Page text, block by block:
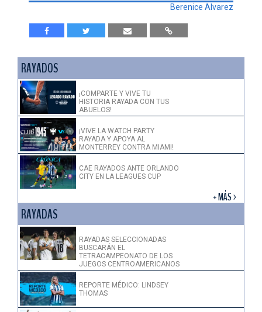
Berenice Alvarez
RAYADOS
¡COMPARTE Y VIVE TU
HISTORIA RAYADA CON TUS
ABUELOS!
¡VIVE LA WATCH PARTY
RAYADA Y APOYA AL
MONTERREY CONTRA MIAMI!
CAE RAYADOS ANTE ORLANDO
CITY EN LA LEAGUES CUP
+ MÁS >
RAYADAS
RAYADAS SELECCIONADAS
BUSCARÁN EL
TETRACAMPEONATO DE LOS
JUEGOS CENTROAMERICANOS
REPORTE MÉDICO: LINDSEY
THOMAS